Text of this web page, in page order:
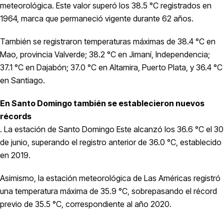
meteorológica. Este valor superó los 38.5 °C registrados en
1964, marca que permaneció vigente durante 62 años.
También se registraron temperaturas máximas de 38.4 °C en
Mao, provincia Valverde; 38.2 °C en Jimaní, Independencia;
37.1 °C en Dajabón; 37.0 °C en Altamira, Puerto Plata, y 36.4 °C
en Santiago.
En Santo Domingo también se establecieron nuevos
récords
. La estación de Santo Domingo Este alcanzó los 36.6 °C el 30
de junio, superando el registro anterior de 36.0 °C, establecido
en 2019.
Asimismo, la estación meteorológica de Las Américas registró
una temperatura máxima de 35.9 °C, sobrepasando el récord
previo de 35.5 °C, correspondiente al año 2020.